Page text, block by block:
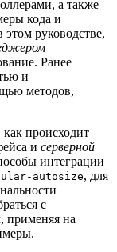
а также
кода и
руководстве,
Ранее
и
методов,
как происходит
и серверной
интеграции
autosize, для
с
применяя на